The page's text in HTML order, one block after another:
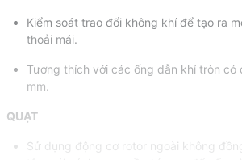
Kiểm soát trao đổi không khí để tạo ra
thoải mái.
Tương thích với các ống dẫn khí tròn có
mm.
QUẠT
Sử dụng động cơ rotor ngoài không